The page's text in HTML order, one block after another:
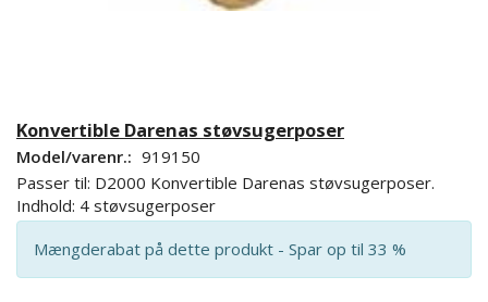
Konvertible Darenas støvsugerposer
Model/varenr.: 919150
Passer til: D2000 Konvertible Darenas støvsugerposer.
Indhold: 4 støvsugerposer
Mængderabat på dette produkt - Spar op til 33 %